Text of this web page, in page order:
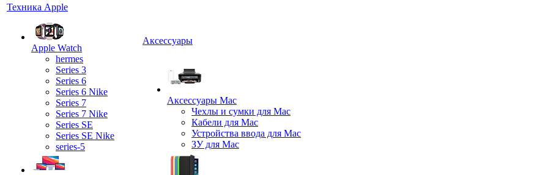
Техника Apple
Apple Watch
hermes
Series 3
Series 6
Series 6 Nike
Series 7
Series 7 Nike
Series SE
Series SE Nike
series-5
Аксессуары
Аксессуары Mac
Чехлы и сумки для Mac
Кабели для Mac
Устройства ввода для Mac
ЗУ для Mac